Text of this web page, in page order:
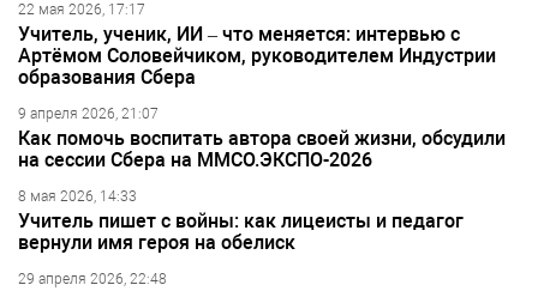
22 мая 2026, 17:17
Учитель, ученик, ИИ – что меняется: интервью с
Артёмом Соловейчиком, руководителем Индустрии
образования Сбера
9 апреля 2026, 21:07
Как помочь воспитать автора своей жизни, обсудили
на сессии Сбера на ММСО.ЭКСПО-2026
8 мая 2026, 14:33
Учитель пишет с войны: как лицеисты и педагог
вернули имя героя на обелиск
29 апреля 2026, 22:48